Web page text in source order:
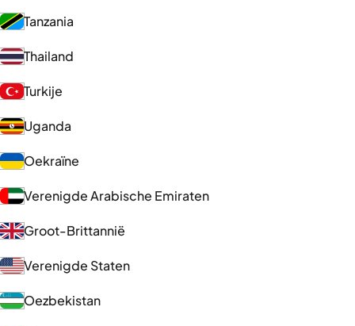
Tanzania
Thailand
Turkije
Uganda
Oekraïne
Verenigde Arabische Emiraten
Groot-Brittannië
Verenigde Staten
Oezbekistan